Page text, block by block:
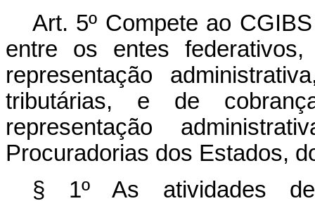
Art. 5º Compete ao
entre os entes
representação
tributárias, e de
representação
Procuradorias dos Estados,
§ 1º As atividades